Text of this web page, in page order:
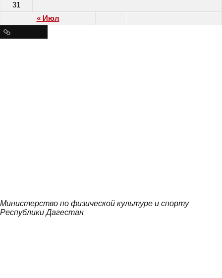
« Июл
31
Министерство по физической культуре и спорту
Республики Дагестан